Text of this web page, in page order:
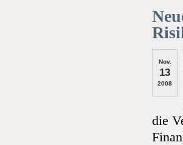
Nov.
13
2008
die